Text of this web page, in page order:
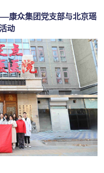
康众集团党支部与北京瑶
动